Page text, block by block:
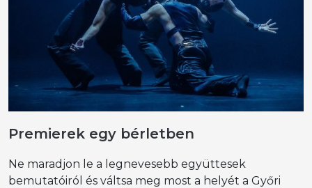
Premierek egy bérletben
Ne maradjon le a legnevesebb együttesek
bemutatóiról és váltsa meg most a helyét a Győri